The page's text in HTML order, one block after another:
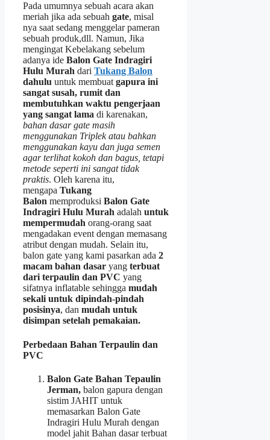
Pada umumnya sebuah acara akan
meriah jika ada sebuah gate, misal
nya saat sedang menggelar pameran
sebuah produk,dll. Namun, Jika
mengingat Kebelakang sebelum
adanya ide Balon Gate Indragiri
Hulu Murah dari Tukang Balon
dahulu untuk membuatgapura ini
sangat susah, rumit dan
membutuhkan waktu pengerjaan
yang sangat lama di karenakan,
bahan dasar gate masih
menggunakan Triplek atau bahkan
menggunakan kayu dan juga semen
agar terlihat kokoh dan bagus, tetapi
metode seperti ini sangat tidak
praktis. Oleh karena itu,
mengapa Tukang
Balon memproduksi Balon Gate
Indragiri Hulu Murah adalah untuk
mempermudah orang-orang saat
mengadakan event dengan memasang
atribut dengan mudah. Selain itu,
balon gate yang kami pasarkan ada 2
macam bahan dasar yang terbuat
dari terpaulin dan PVC yang
sifatnya inflatable sehingga mudah
sekali untuk dipindah-pindah
posisinya, dan mudah untuk
disimpan setelah pemakaian.
Perbedaan Bahan Terpaulin dan
PVC
Balon Gate Bahan Tepaulin
Jerman, balon gapura dengan
sistim JAHIT untuk
memasarkan Balon Gate
Indragiri Hulu Murah dengan
model jahit Bahan dasar terbuat